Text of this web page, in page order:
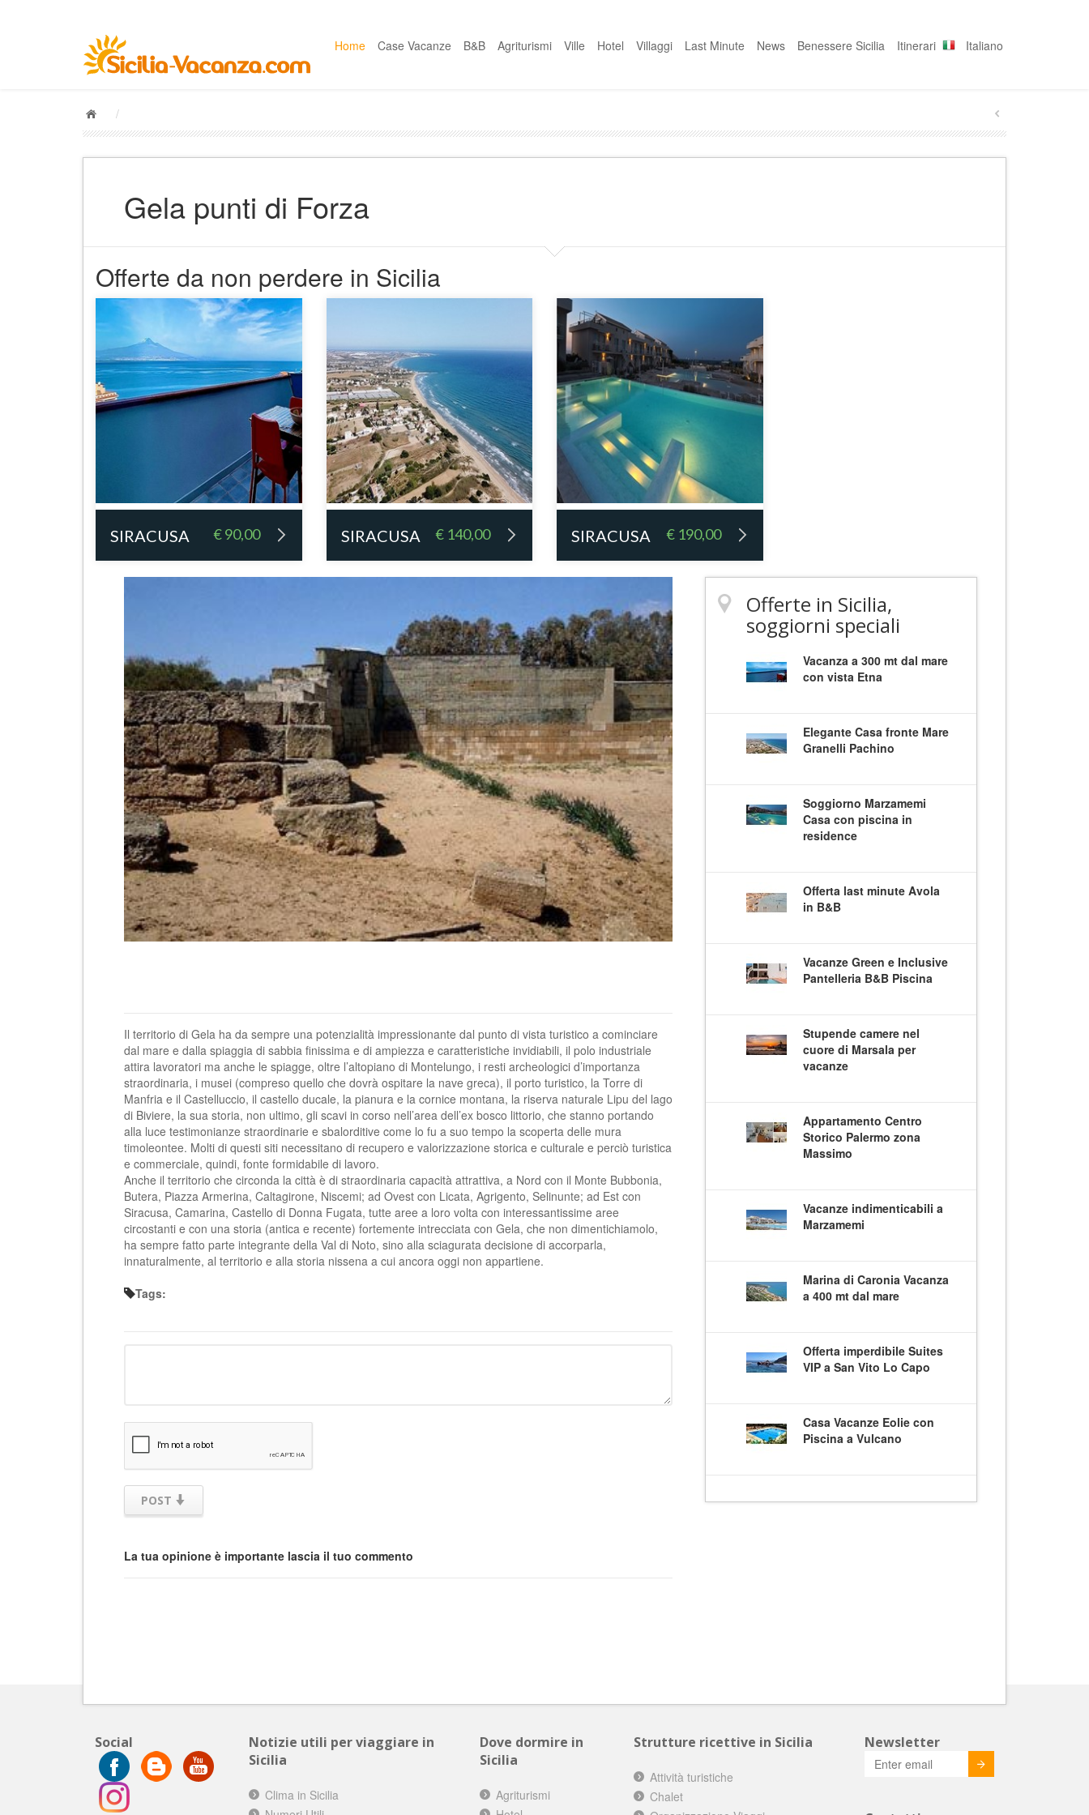
Home Case Vacanze B&B Agriturismi Ville Hotel Villaggi Last Minute News Benessere Sicilia Itinerari Italiano
/
Gela punti di Forza
Offerte da non perdere in Sicilia
SIRACUSA € 90,00 SIRACUSA € 140,00 SIRACUSA € 190,00
Il territorio di Gela ha da sempre una potenzialità impressionante dal punto di vista turistico a cominciare
dal mare e dalla spiaggia di sabbia finissima e di ampiezza e caratteristiche invidiabili, il polo industriale
attira lavoratori ma anche le spiagge, oltre l’altopiano di Montelungo, i resti archeologici d’importanza
straordinaria, i musei (compreso quello che dovrà ospitare la nave greca), il porto turistico, la Torre di
Manfria e il Castelluccio, il castello ducale, la pianura e la cornice montana, la riserva naturale Lipu del lago
di Biviere, la sua storia, non ultimo, gli scavi in corso nell’area dell’ex bosco littorio, che stanno portando
alla luce testimonianze straordinarie e sbalorditive come lo fu a suo tempo la scoperta delle mura
timoleontee. Molti di questi siti necessitano di recupero e valorizzazione storica e culturale e perciò turistica
e commerciale, quindi, fonte formidabile di lavoro.
Anche il territorio che circonda la città è di straordinaria capacità attrattiva, a Nord con il Monte Bubbonia,
Butera, Piazza Armerina, Caltagirone, Niscemi; ad Ovest con Licata, Agrigento, Selinunte; ad Est con
Siracusa, Camarina, Castello di Donna Fugata, tutte aree a loro volta con interessantissime aree
circostanti e con una storia (antica e recente) fortemente intrecciata con Gela, che non dimentichiamolo,
ha sempre fatto parte integrante della Val di Noto, sino alla sciagurata decisione di accorparla,
innaturalmente, al territorio e alla storia nissena a cui ancora oggi non appartiene.
Tags:
POST
La tua opinione è importante lascia il tuo commento
Offerte in Sicilia,
soggiorni speciali
Vacanza a 300 mt dal mare
con vista Etna
Elegante Casa fronte Mare
Granelli Pachino
Soggiorno Marzamemi
Casa con piscina in
residence
Offerta last minute Avola
in B&B
Vacanze Green e Inclusive
Pantelleria B&B Piscina
Stupende camere nel
cuore di Marsala per
vacanze
Appartamento Centro
Storico Palermo zona
Massimo
Vacanze indimenticabili a
Marzamemi
Marina di Caronia Vacanza
a 400 mt dal mare
Offerta imperdibile Suites
VIP a San Vito Lo Capo
Casa Vacanze Eolie con
Piscina a Vulcano
Social
Notizie utili per viaggiare in
Sicilia
Clima in Sicilia
Dove dormire in
Sicilia
Agriturismi
Strutture ricettive in Sicilia
Attività turistiche
Chalet
Newsletter
Invia